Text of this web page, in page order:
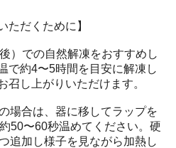
ただくために】
）での自然解凍をおすすめし
で約4〜5時間を目安に解凍し
召し上がりいただけます。
場合は、器に移してラップを
50〜60秒温めてください。硬
追加し様子を見ながら加熱し